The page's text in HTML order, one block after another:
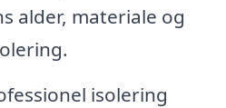
alder, materiale og
isolering